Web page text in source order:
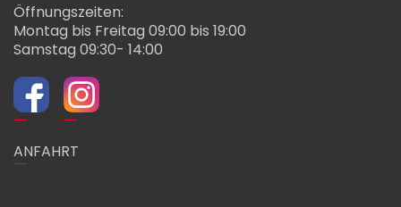
Öffnungszeiten:
Montag bis Freitag 09:00 bis 19:00
Samstag 09:30- 14:00
ANFAHRT